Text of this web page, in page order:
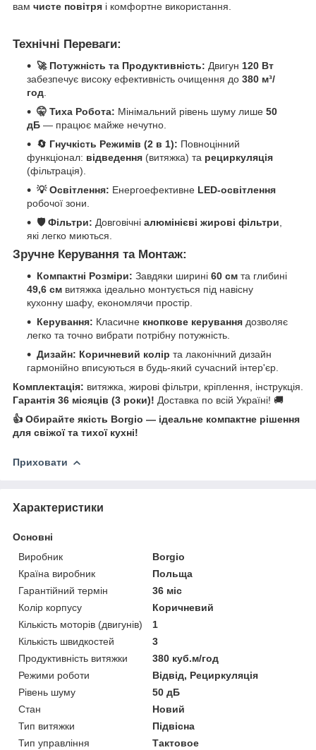
вам чисте повітря і комфортне використання.
Технічні Переваги:
🚀 Потужність та Продуктивність: Двигун 120 Вт
забезпечує високу ефективність очищення до 380 м³/
год
🤫 Тиха Робота: Мінімальний рівень шуму лише 50
дБ — працює майже нечутно.
🔄 Гнучкість Режимів (2 в 1): Повноцінний
функціонал: відведення (витяжка) та рециркуляція
(фільтрація).
💡 Освітлення: Енергоефективне LED-освітлення
робочої зони.
🛡️ Фільтри: Довговічні алюмінієві жирові фільтри
які легко миються.
Зручне Керування та Монтаж:
Компактні Розміри: Завдяки ширині 60 см та глибині
49,6 см витяжка ідеально монтується під навісну
кухонну шафу, економлячи простір.
Керування: Класичне кнопкове керування дозволяє
легко та точно вибрати потрібну потужність.
Дизайн: Коричневий колір та лаконічний дизайн
гармонійно вписуються в будь-який сучасний інтер'єр.
Комплектація: витяжка, жирові фільтри, кріплення, інструкція.
Гарантія 36 місяців (3 роки)! Доставка по всій Україні! 🚚
👍 Обирайте якість Borgio — ідеальне компактне рішення
для свіжої та тихої кухні!
Приховати
Характеристики
Основні
Виробник
Borgio
Країна виробник
Польща
Гарантійний термін
36 міс
Колір корпусу
Коричневий
Кількість моторів (двигунів)
1
Кількість швидкостей
3
Продуктивність витяжки
380 куб.м/год
Режими роботи
Відвід, Рециркуляція
Рівень шуму
50 дБ
Стан
Новий
Тип витяжки
Підвісна
Тип управління
Тактовое